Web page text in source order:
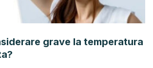
grave la temperatura